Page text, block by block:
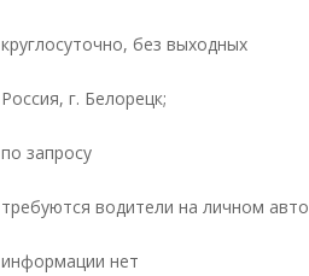
круглосуточно, без выходных
Россия, г. Белорецк;
по запросу
требуются водители на личном авто
информации нет